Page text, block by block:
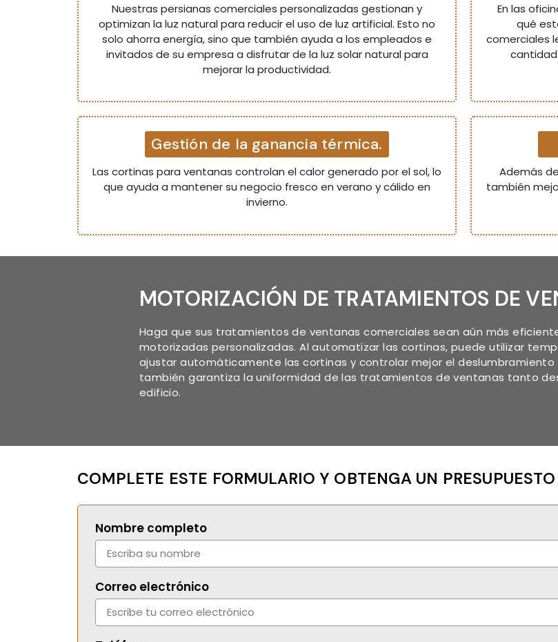
Nuestras persianas comerciales personalizadas gestionan y
optimizan la luz natural para reducir el uso de luz artificial. Esto no
solo ahorra energía, sino que también ayuda a los empleados e
invitados de su empresa a disfrutar de la luz solar natural para
mejorar la productividad.
En las
qué
comerciales
cantidad
Gestión de la ganancia térmica.
Las cortinas para ventanas controlan el calor generado por el sol, lo
que ayuda a mantener su negocio fresco en verano y cálido en
invierno.
Además
también
MOTORIZACIÓN DE TRATAMIENTOS DE
Haga que sus tratamientos de ventanas comerciales sean aún más
motorizadas personalizadas. Al automatizar las cortinas, puede utilizar
ajustar automáticamente las cortinas y controlar mejor el
también garantiza la uniformidad de las tratamientos de ventanas tanto
edificio.
COMPLETE ESTE FORMULARIO Y OBTENGA UN PRESUPUESTO
Nombre completo
Correo electrónico